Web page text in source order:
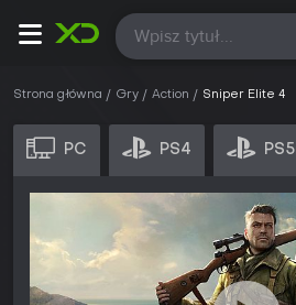
Wszystkie
Strona główna Gry Action Sniper Elite 4
PC PS4 PS5